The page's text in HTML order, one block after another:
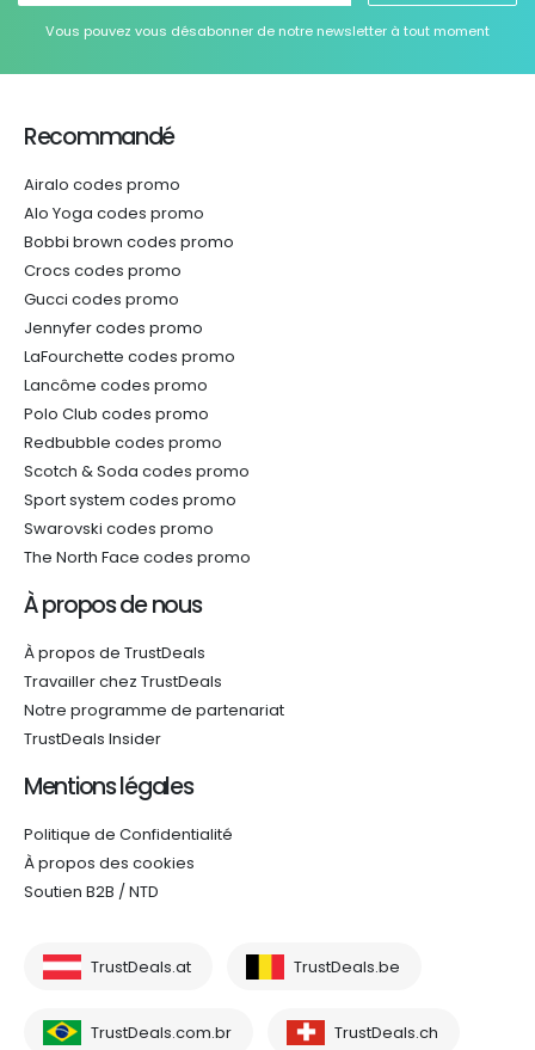
Vous pouvez vous désabonner de notre newsletter à tout moment
Recommandé
Airalo codes promo
Alo Yoga codes promo
Bobbi brown codes promo
Crocs codes promo
Gucci codes promo
Jennyfer codes promo
LaFourchette codes promo
Lancôme codes promo
Polo Club codes promo
Redbubble codes promo
Scotch & Soda codes promo
Sport system codes promo
Swarovski codes promo
The North Face codes promo
À propos de nous
À propos de TrustDeals
Travailler chez TrustDeals
Notre programme de partenariat
TrustDeals Insider
Mentions légales
Politique de Confidentialité
À propos des cookies
Soutien B2B / NTD
TrustDeals.at TrustDeals.be
TrustDeals.com.br TrustDeals.ch